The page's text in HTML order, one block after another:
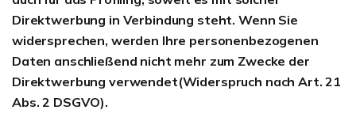
Direktwerbung in Verbindung steht. Wenn Sie
widersprechen, werden Ihre personenbezogenen
Daten anschließend nicht mehr zum Zwecke der
Direktwerbung verwendet(Widerspruch nach Art. 21
Abs. 2 DSGVO).